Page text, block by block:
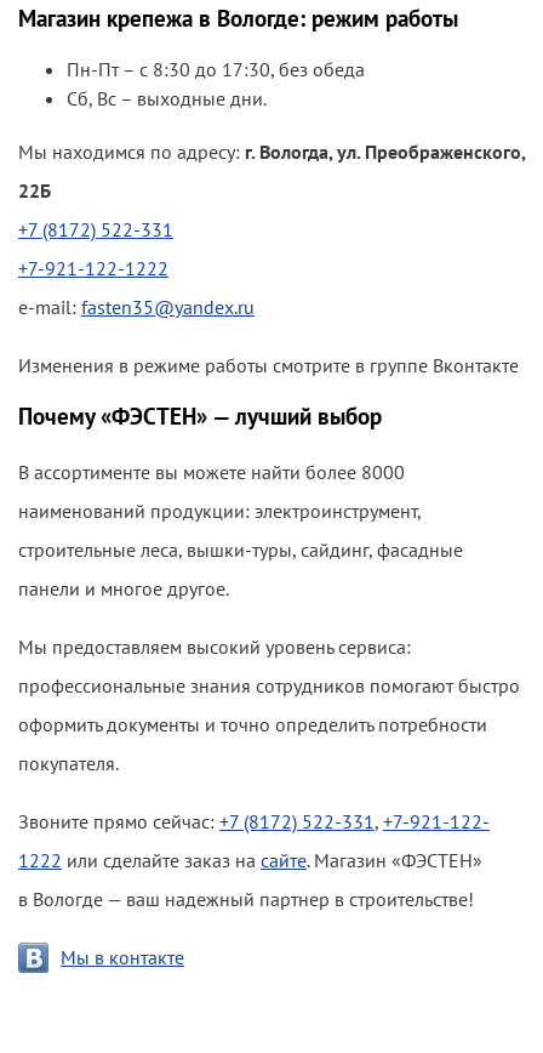
Магазин крепежа в Вологде: режим работы
Пн-Пт – с 8:30 до 17:30, без обеда
Сб, Вс – выходные дни.
Мы находимся по адресу: г. Вологда, ул. Преображенского,
22Б
+7 (8172) 522-331
+7-921-122-1222
e-mail: fasten35@yandex.ru
Изменения в режиме работы смотрите в группе Вконтакте
Почему «ФЭСТЕН» — лучший выбор
В ассортименте вы можете найти более 8000
наименований продукции: электроинструмент,
строительные леса, вышки-туры, сайдинг, фасадные
панели и многое другое.
Мы предоставляем высокий уровень сервиса:
профессиональные знания сотрудников помогают быстро
оформить документы и точно определить потребности
покупателя.
Звоните прямо сейчас: +7 (8172) 522-331 , +7-921-122-
1222 или сделайте заказ на сайте. Магазин «ФЭСТЕН»
в Вологде — ваш надежный партнер в строительстве!
Мы в контакте